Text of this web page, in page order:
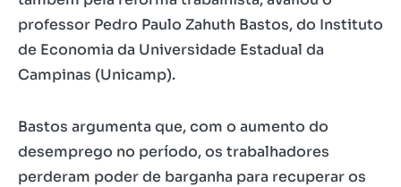
professor Pedro Paulo Zahuth Bastos, do Instituto
de Economia da Universidade Estadual da
Campinas (Unicamp).
Bastos argumenta que, com o aumento do
desemprego no período, os trabalhadores
perderam poder de barganha para recuperar os